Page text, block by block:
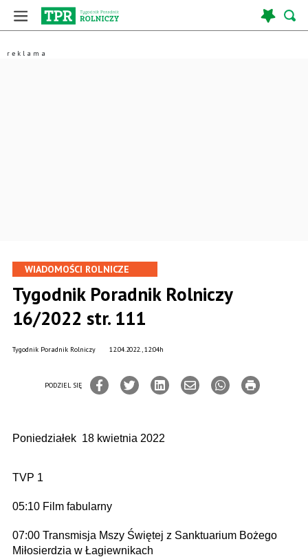
WIADOMOŚCI ROLNICZE
Tygodnik Poradnik Rolniczy
16/2022 str. 111
12.04.2022., 12:04h
Tygodnik Poradnik Rolniczy
PODZIEL SIĘ
Poniedziałek 18 kwietnia 2022
TVP 1
05:10 Film fabularny
07:00 Transmisja Mszy Świętej z Sanktuarium Bożego
Miłosierdzia w Łagiewnikach